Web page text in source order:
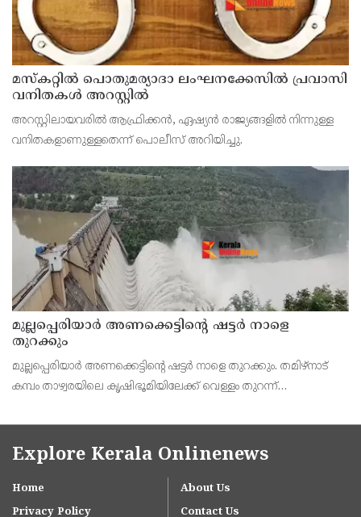
മസ്‌കറ്റില്‍ പൊതുമര്യാദാ ലംഘനക്കേസില്‍ പ്രവാസി
വനിതകള്‍ അറസ്റ്റില്‍
അറസ്റ്റിലായവരില്‍ ആഫ്രിക്കന്‍, ഏഷ്യന്‍ രാജ്യങ്ങളില്‍ നിന്നുള്ള
വനിതകളാണുള്ളതെന്ന് പൊലീസ് അറിയിച്ചു.
മുല്ലപ്പെരിയാർ അണക്കെട്ടിൻ്റെ ഷട്ടർ നാളെ
തുറക്കും
മുല്ലപ്പെരിയാർ അണക്കെട്ടിൻ്റെ ഷട്ടർ നാളെ തുറക്കും. തമിഴ്നാട്
കമ്പം താഴ്വരയിലെ കൃഷിഭൂമിയിലേക്ക് വെള്ളം തുറന്ന്
ചടങ്ങിൽ പങ്കെടുക്കും. 14,707 ഏക്കർ
Explore Kerala Onlinenews
Home
About Us
Privacy Policy
Contact Us